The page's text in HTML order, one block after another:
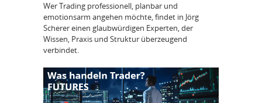
Wer Trading professionell, planbar und
emotionsarm angehen möchte, findet in Jörg
Scherer einen glaubwürdigen Experten, der
Wissen, Praxis und Struktur überzeugend
verbindet.